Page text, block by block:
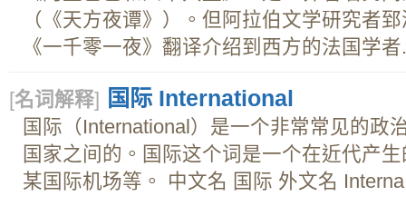
（《天方夜谭》）。但阿拉伯文学研究者
《一千零一夜》翻译介绍到西方的法国学者
[名词解释] 国际 International
国际（International）是一个非常常见的政
国家之间的。国际这个词是一个在近代产
某国际机场等。 中文名 国际 外文名